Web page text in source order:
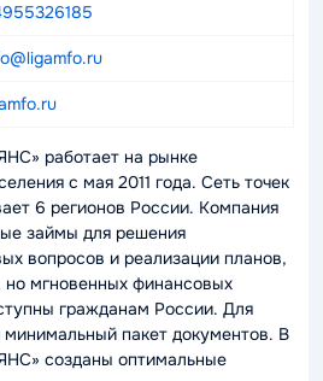
работает на рынке
с мая 2011 года. Сеть точек
6 регионов России. Компания
займы для решения
вопросов и реализации планов,
мгновенных финансовых
гражданам России. Для
пакет документов. В
созданы оптимальные